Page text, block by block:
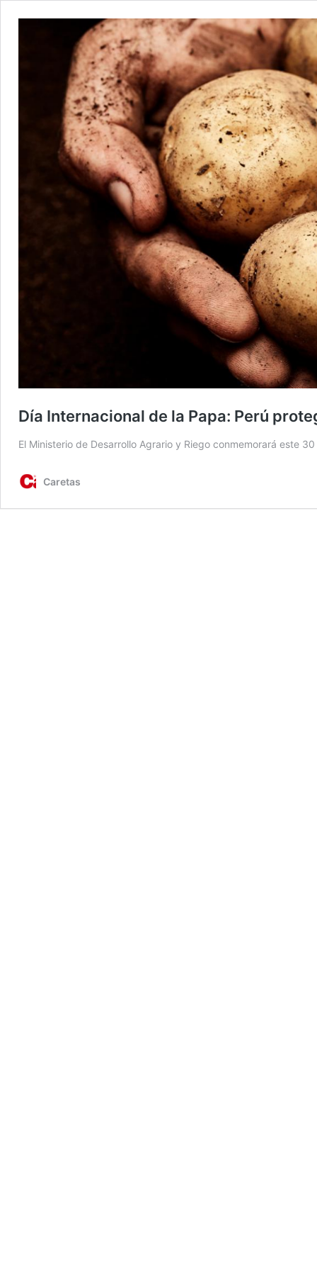
Día Internacional de la Papa: Perú
El Ministerio de Desarrollo Agrario y Riego conmemorará este
Caretas